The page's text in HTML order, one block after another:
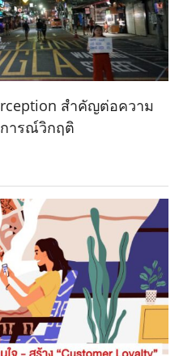
สำคัญต่อความ
ารณ์วิกฤติ